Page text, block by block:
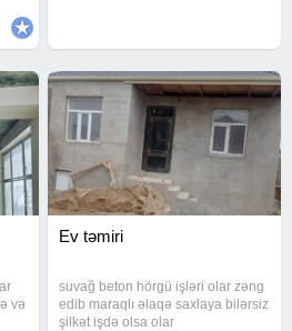
və
Ev təmiri
suvağ beton hörgü işləri olar zəng
edib maraqlı əlaqə saxlaya bilərsiz
şilkət işdə olsa olar